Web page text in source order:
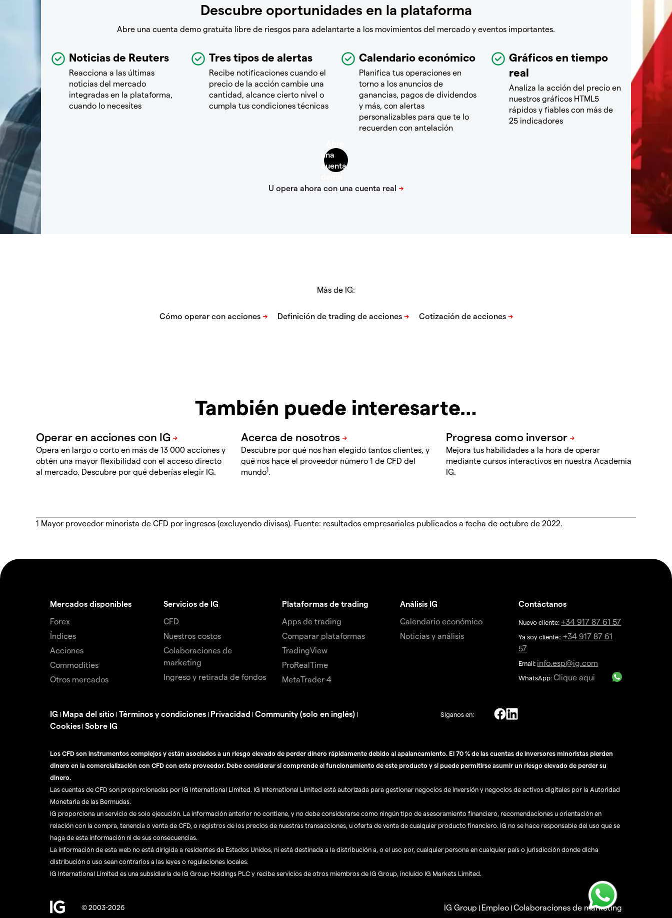
Descubre oportunidades en la plataforma
Abre una cuenta demo gratuita libre de riesgos para adelantarte a los movimientos del mercado y eventos importantes.
Noticias de Reuters
Reacciona a las últimas
noticias del mercado
integradas en la plataforma,
cuando lo necesites
Tres tipos de alertas
Recibe notificaciones cuando el
precio de la acción cambie una
cantidad, alcance cierto nivel o
cumpla tus condiciones técnicas
Calendario económico
Planifica tus operaciones en
torno a los anuncios de
ganancias, pagos de dividendos
y más, con alertas
personalizables para que te lo
recuerden con antelación
Gráficos en tiempo
real
Analiza la acción del precio en
nuestros gráficos HTML5
rápidos y fiables con más de
25 indicadores
Más de IG:
También puede interesarte…
Opera en largo o corto en más de 13 000 acciones y
obtén una mayor flexibilidad con el acceso directo
al mercado. Descubre por qué deberías elegir IG.
Descubre por qué nos han elegido tantos clientes, y
qué nos hace el proveedor número 1 de CFD del
mundo1.
Mejora tus habilidades a la hora de operar
mediante cursos interactivos en nuestra Academia
IG.
1 Mayor proveedor minorista de CFD por ingresos (excluyendo divisas). Fuente: resultados empresariales publicados a fecha de octubre de 2022.
Mercados disponibles
Forex
Índices
Acciones
Commodities
Otros mercados
Servicios de IG
CFD
Nuestros costos
Colaboraciones de
marketing
Ingreso y retirada de fondos
Plataformas de trading
Apps de trading
Comparar plataformas
TradingView
ProRealTime
MetaTrader 4
Análisis IG
Calendario económico
Noticias y análisis
Contáctanos
Nuevo cliente:+34 917 87 61 57
Ya soy cliente::+34 917 87 61
57
Email: info.esp@ig.com
WhatsApp:Clique aqui
IG | Mapa del sitio | Términos y condiciones | Privacidad | Community (solo en inglés) |
Cookies | Sobre IG
Síganos en:
Los CFD son instrumentos complejos y están asociados a un riesgo elevado de perder dinero rápidamente debido al apalancamiento. El 70 % de las cuentas de inversores minoristas pierden
dinero en la comercialización con CFD con este proveedor. Debe considerar si comprende el funcionamiento de este producto y si puede permitirse asumir un riesgo elevado de perder su
dinero.
Las cuentas de CFD son proporcionadas por IG International Limited. IG International Limited está autorizada para gestionar negocios de inversión y negocios de activos digitales por la Autoridad
Monetaria de las Bermudas.
IG proporciona un servicio de solo ejecución. La información anterior no contiene, y no debe considerarse como ningún tipo de asesoramiento financiero, recomendaciones u orientación en
relación con la compra, tenencia o venta de CFD, o registros de los precios de nuestras transacciones, u oferta de venta de cualquier producto financiero. IG no se hace responsable del uso que se
haga de esta información ni de sus consecuencias.
La información de esta web no está dirigida a residentes de Estados Unidos, ni está destinada a la distribución a, o el uso por, cualquier persona en cualquier país o jurisdicción donde dicha
distribución o uso sean contrarios a las leyes o regulaciones locales.
IG International Limited es una subsidiaria de IG Group Holdings PLC y recibe servicios de otros miembros de IG Group, incluido IG Markets Limited.
© 2003-2026 IG Group | Empleo |Colaboraciones de marketing